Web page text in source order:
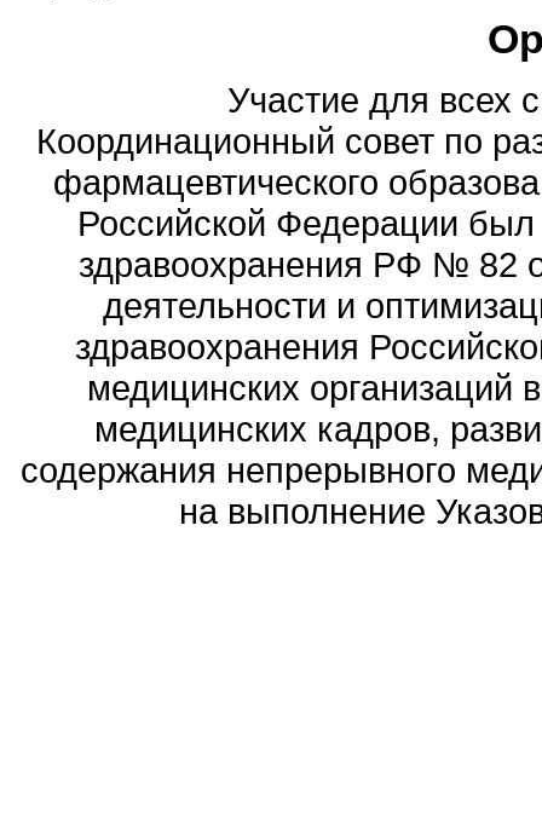
Участие для всех
Координационный совет по
фармацевтического
Российской Федерации
здравоохранения РФ № 82
деятельности и
здравоохранения
медицинских
медицинских кадров,
содержания непрерывного
на выполнение